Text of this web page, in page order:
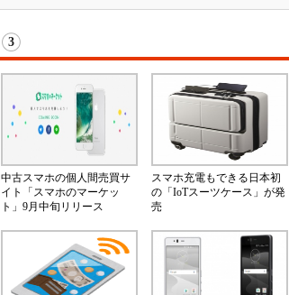
3
中古スマホの個人間売買サ
イト「スマホのマーケッ
ト」9月中旬リリース
スマホ充電もできる日本初
の「IoTスーツケース」が発
売